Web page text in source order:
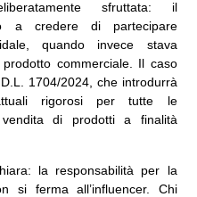
sfruttata: il
a credere di partecipare
quando invece stava
commerciale. Il caso
1704/2024, che introdurrà
rigorosi per tutte le
di prodotti a finalità
la responsabilità per la
si ferma all’influencer. Chi